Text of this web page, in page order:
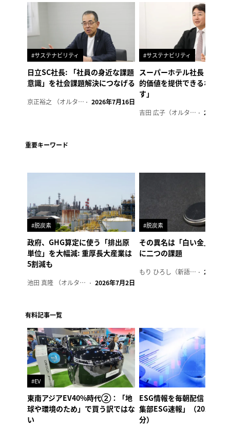
#サステナビリティ
日立SC社長: 「社員の身近な課題
意識」を社会課題解決につなげる
京正裕之 （オルタナ副編集長） 2026年7月16日
#サステナビリティ
スーパーホテル社長「地域
的価値を提供できるホテル
す」
吉田 広子（オルタナ輪番編集長） 2026年6
重要キーワード
#脱炭素
政府、GHG算定に使う「排出原
単位」を大幅減: 重厚長大産業は
5割減も
池田 真隆 （オルタナ輪番編集長） 2026年7月2日
#脱炭素
その異名は「白い金」、リ
に二つの課題
もり ひろし（新語ウォッチャー） 2023年7
有料記事一覧
#EV
東南アジアEV40%時代②：「地
球や環境のため」で買う訳ではな
い
ESG情報を毎朝配信「オル
集部ESG速報」（2026年8
分）